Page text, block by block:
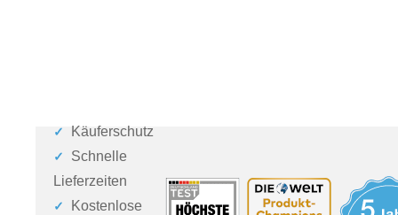
Käuferschutz
Schnelle
Lieferzeiten
Kostenlose